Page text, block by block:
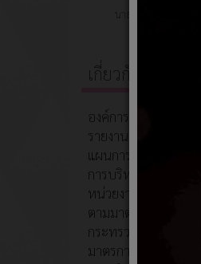
นายกองค์การบริหา
เกี่ยวกับหน่วยงาน
องค์การบริหารส่วนต
รายงานควบคุมภายใน
แผนการตรวจสอบภาย
การบริหารจัดการควา
หน่วยงานของรัฐได้อ
ตามมาตรฐานและหลั
กระทรวงการคลังกำห
มาตรการประหยัดพลัง